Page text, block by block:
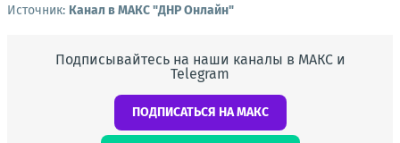
Источник: Канал в МАКС "ДНР Онлайн"
Подписывайтесь на наши каналы в МАКС и
Telegram
ПОДПИСАТЬСЯ НА МАКС